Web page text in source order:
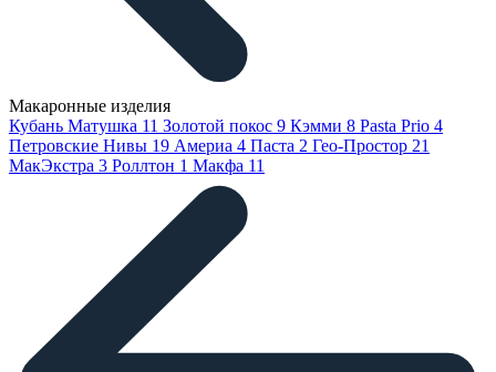
Макаронные изделия
Кубань Матушка 11 Золотой покос 9 Кэмми 8 Pasta Prio 4
Петровские Нивы 19 Америа 4 Паста 2 Гео-Простор 21
МакЭкстра 3 Роллтон 1 Макфа 11